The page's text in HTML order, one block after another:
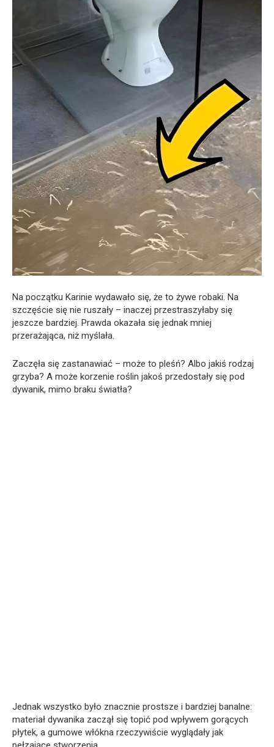
Na początku Karinie wydawało się, że to żywe robaki. Na
szczęście się nie ruszały – inaczej przestraszyłaby się
jeszcze bardziej. Prawda okazała się jednak mniej
przerażająca, niż myślała.
Zaczęła się zastanawiać – może to pleśń? Albo jakiś rodzaj
grzyba? A może korzenie roślin jakoś przedostały się pod
dywanik, mimo braku światła?
Jednak wszystko było znacznie prostsze i bardziej banalne:
materiał dywanika zaczął się topić pod wpływem gorących
płytek, a gumowe włókna rzeczywiście wyglądały jak